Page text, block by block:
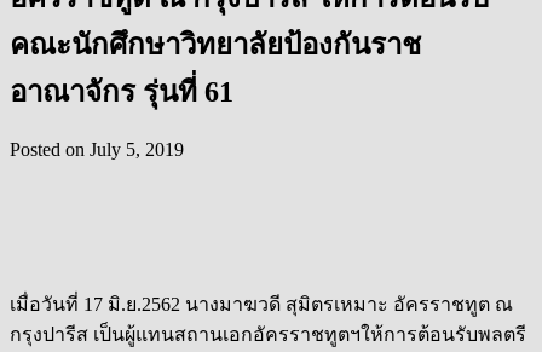
คณะนักศึกษาวิทยาลัยป้องกันราช
อาณาจักร รุ่นที่ 61
Posted on July 5, 2019
เมื่อวันที่ 17 มิ.ย.2562 นางมาฆวดี สุมิตรเหมาะ อัครราชทูต ณ
กรุงปารีส เป็นผู้แทนสถานเอกอัครราชทูตฯให้การต้อนรับพลตรี